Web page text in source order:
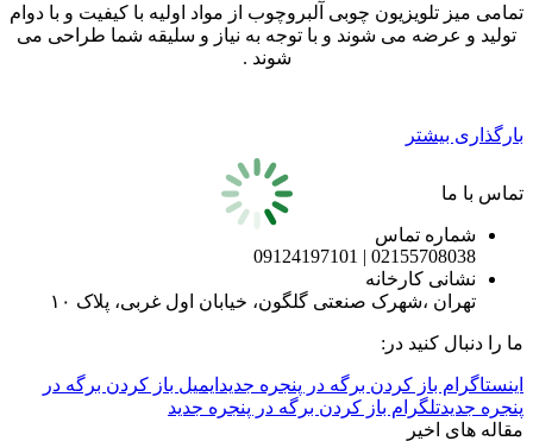
تمامی میز تلویزیون چوبی آلبروچوب از مواد اولیه با کیفیت و با دوام
تولید و عرضه می شوند و با توجه به نیاز و سلیقه شما طراحی می
شوند .
بارگذاری بیشتر
تماس با ما
شماره تماس
02155708038 | 09124197101
نشانی کارخانه
تهران ،شهرک صنعتی گلگون، خیابان اول غربی، پلاک ۱۰
ما را دنبال کنید در:
اینستاگرام باز کردن برگه در پنجره جدید ایمیل باز کردن برگه در
پنجره جدیدتلگرام باز کردن برگه در پنجره جدید
مقاله های اخیر